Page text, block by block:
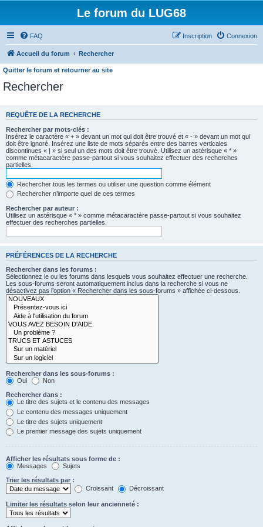
Le forum du LUG68
FAQ Connexion
Inscription
Accueil du forum Rechercher
Quitter le forum et retourner au site
Rechercher
REQUÊTE DE LA RECHERCHE
Rechercher par mots-clés :
Insérez le caractère « + » devant un mot qui doit être trouvé et « - » devant un mot qui
doit être ignoré. Insérez une liste de mots séparés entre des barres verticales
discontinues « | » si seul un des mots doit être trouvé. Utilisez un astérisque « * »
comme métacaractère passe-partout si vous souhaitez effectuer des recherches
partielles.
Rechercher tous les termes ou utiliser une question comme élément
Rechercher n’importe quel de ces termes
Rechercher par auteur :
Utilisez un astérisque « * » comme métacaractère passe-partout si vous souhaitez
effectuer des recherches partielles.
PRÉFÉRENCES DE LA RECHERCHE
Rechercher dans les forums :
Sélectionnez le ou les forums dans lesquels vous souhaitez effectuer une recherche.
Les sous-forums seront automatiquement inclus dans la recherche si vous ne
désactivez pas l’option « Rechercher dans les sous-forums » affichée ci-dessous.
Rechercher dans les sous-forums :
Oui
Non
Rechercher dans :
Le titre des sujets et le contenu des messages
Le contenu des messages uniquement
Le titre des sujets uniquement
Le premier message des sujets uniquement
Afficher les résultats sous forme de :
Messages
Sujets
Trier les résultats par :
Croissant
Décroissant
Limiter les résultats selon leur ancienneté :